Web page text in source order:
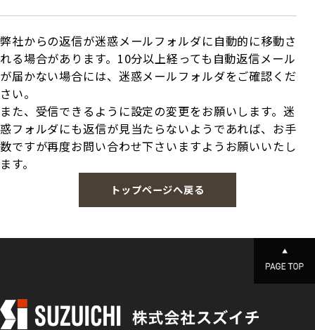
弊社からの返信が迷惑メールフォルダに自動的に移動さ
れる場合があります。10分以上経っても自動返信メール
が届かない場合には、迷惑メールフォルダをご確認くだ
さい。
また、受信できるように設定の変更をお願いします。迷
惑フォルダにも返信が見当たらないようであれば、お手
数ですが再度お問い合わせ下さいますようお願いいたし
ます。
トップページへ戻る